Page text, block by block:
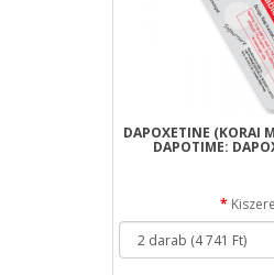
DAPOXETINE (KORAI
DAPOTIME: